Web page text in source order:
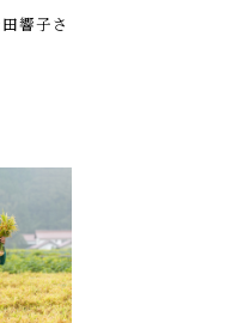
響子さ